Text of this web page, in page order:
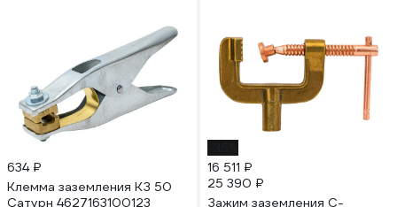
634 ₽
Клемма заземления КЗ 50
Сатурн 4627163100123
16 511 ₽
25 390 ₽
Зажим заземления C-